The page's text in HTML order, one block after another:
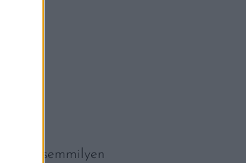
nincs semmilyen